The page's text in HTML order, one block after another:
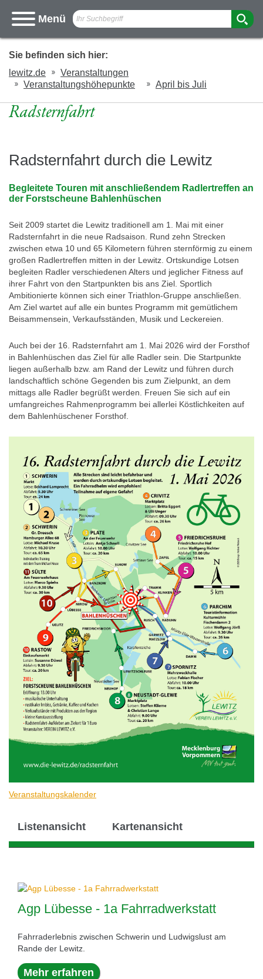
Menü
Ich
suche
nach
Sie befinden sich hier:
lewitz.de
Veranstaltungen
Veranstaltungshöhepunkte
April bis Juli
Radsternfahrt
Radsternfahrt durch die Lewitz
Begleitete Touren mit anschließendem Radlertreffen an
der Forstscheune Bahlenhüschen
Seit 2009 startet die Lewitz traditionell am 1. Mai mit einer
Radsternfahrt in die neue Radsaison. Rund zehn Strecken
zwischen etwa 10 und 65 Kilometern führen sternförmig zu einem
großen Radlertreffen mitten in der Lewitz. Ortskundige Lotsen
begleiten Radler verschiedenen Alters und jeglicher Fitness auf
ihrer Fahrt von den Startpunkten bis ans Ziel. Sportlich
Ambitionierte können sich einer Triathlon-Gruppe anschließen.
Am Ziel wartet auf alle ein buntes Programm mit gemütlichem
Beisammensein, Verkaufsständen, Musik und Leckereien.
Auch bei der 16. Radsternfahrt am 1. Mai 2026 wird der Forsthof
in Bahlenhüschen das Ziel für alle Radler sein. Die Startpunkte
liegen außerhalb bzw. am Rand der Lewitz und führen durch
landschaftlich schöne Gegenden bis zum Zielpunkt, an dem
mittags alle Radler begrüßt werden. Freuen Sie sich auf ein
umfangreiches Rahmenprogramm bei allerlei Köstlichkeiten auf
dem Bahlenhüschener Forsthof.
Veranstaltungskalender
Listenansicht Kartenansicht
Agp Lübesse - 1a Fahrradwerkstatt
Fahrraderlebnis zwischen Schwerin und Ludwigslust am
Rande der Lewitz.
Mehr erfahren